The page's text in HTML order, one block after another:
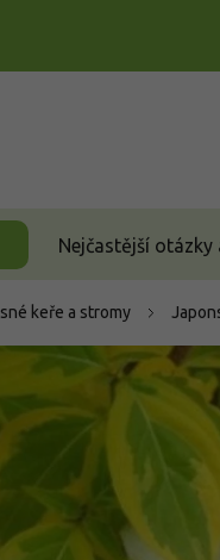
Nejčastější
keře a stromy